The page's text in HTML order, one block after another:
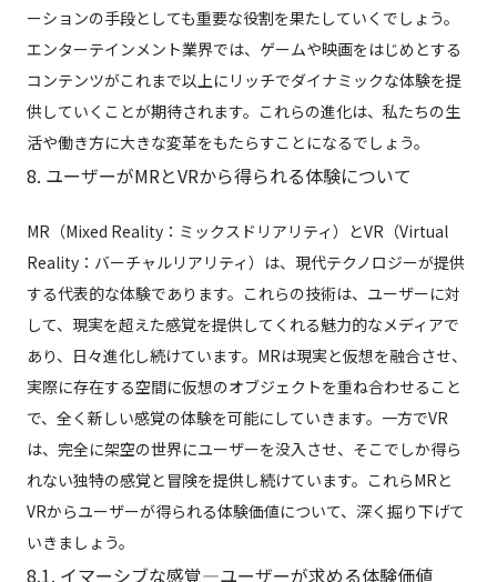
ーションの手段としても重要な役割を果たしていくでしょう。
エンターテインメント業界では、ゲームや映画をはじめとする
コンテンツがこれまで以上にリッチでダイナミックな体験を提
供していくことが期待されます。これらの進化は、私たちの生
活や働き方に大きな変革をもたらすことになるでしょう。
8. ユーザーがMRとVRから得られる体験について
MR（Mixed Reality：ミックスドリアリティ）とVR（Virtual
Reality：バーチャルリアリティ）は、現代テクノロジーが提供
する代表的な体験であります。これらの技術は、ユーザーに対
して、現実を超えた感覚を提供してくれる魅力的なメディアで
あり、日々進化し続けています。MRは現実と仮想を融合させ、
実際に存在する空間に仮想のオブジェクトを重ね合わせること
で、全く新しい感覚の体験を可能にしていきます。一方でVR
は、完全に架空の世界にユーザーを没入させ、そこでしか得ら
れない独特の感覚と冒険を提供し続けています。これらMRと
VRからユーザーが得られる体験価値について、深く掘り下げて
いきましょう。
8.1. イマーシブな感覚—ユーザーが求める体験価値